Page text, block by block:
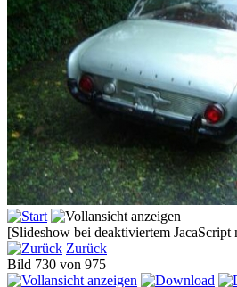
[Slideshow bei deaktiviertem JacaScript
Zurück
Bild 730 von 975